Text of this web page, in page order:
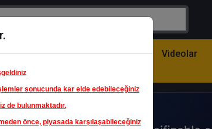
Raporlar Partnerlerimiz Videolar
sonucunda kar elde edebileceğiniz
de bulunmaktadır.
önce, piyasada karşılaşabileceğiniz